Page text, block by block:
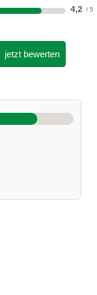
4,2
jetzt bewerten